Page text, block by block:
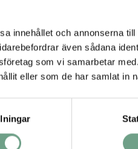
innehållet och annonserna
även sådana
som vi samarbetar
eller som de har samlat in
från